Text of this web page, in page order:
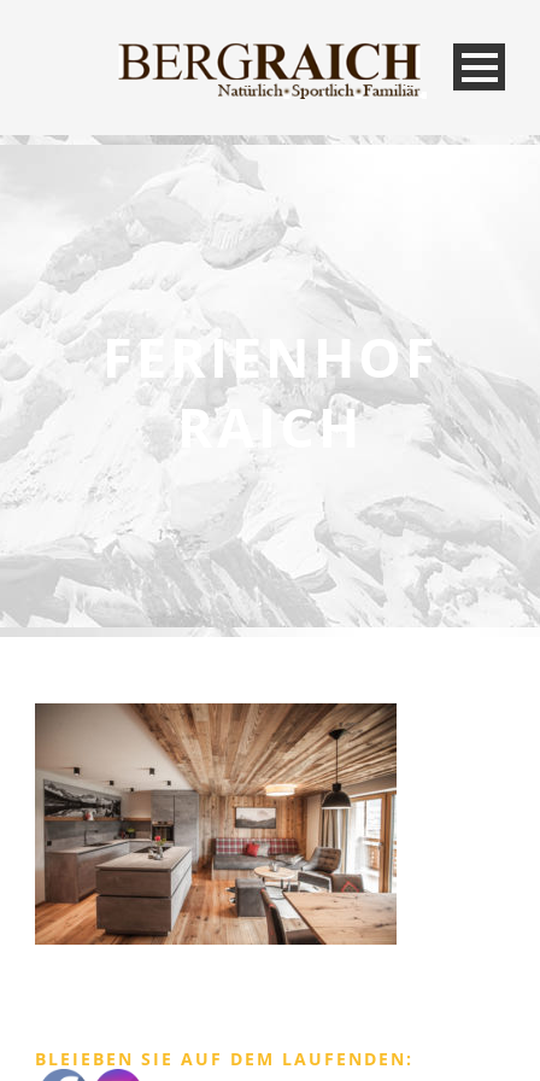
FERIENHOF
RAICH
BLEIEBEN SIE AUF DEM LAUFENDEN: